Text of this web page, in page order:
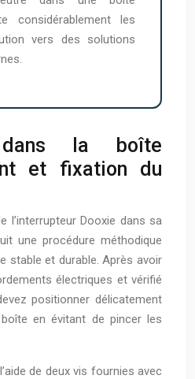
considérablement les
vers des solutions
dans la boîte
et fixation du
l’interrupteur Dooxie dans sa
une procédure méthodique
stable et durable. Après avoir
électriques et vérifié
positionner délicatement
en évitant de pincer les
de deux vis fournies avec